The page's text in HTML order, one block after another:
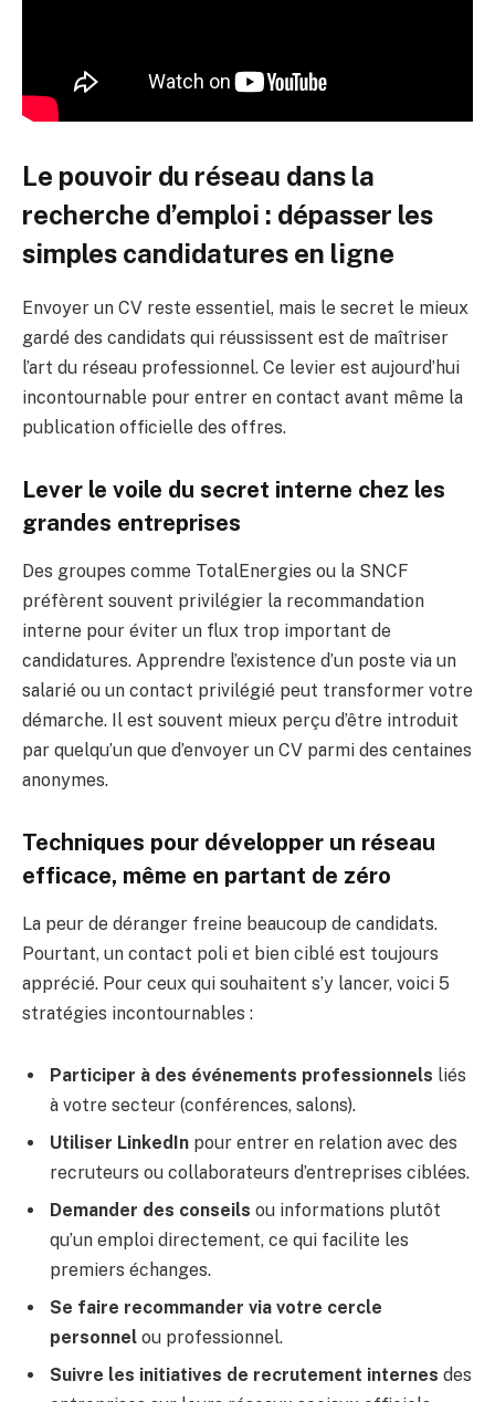
Le pouvoir du réseau dans la
recherche d’emploi : dépasser les
simples candidatures en ligne
Envoyer un CV reste essentiel, mais le secret le mieux
gardé des candidats qui réussissent est de maîtriser
l’art du réseau professionnel. Ce levier est aujourd’hui
incontournable pour entrer en contact avant même la
publication officielle des offres.
Lever le voile du secret interne chez les
grandes entreprises
Des groupes comme TotalEnergies ou la SNCF
préfèrent souvent privilégier la recommandation
interne pour éviter un flux trop important de
candidatures. Apprendre l’existence d’un poste via un
salarié ou un contact privilégié peut transformer votre
démarche. Il est souvent mieux perçu d’être introduit
par quelqu’un que d’envoyer un CV parmi des centaines
anonymes.
Techniques pour développer un réseau
efficace, même en partant de zéro
La peur de déranger freine beaucoup de candidats.
Pourtant, un contact poli et bien ciblé est toujours
apprécié. Pour ceux qui souhaitent s’y lancer, voici 5
stratégies incontournables :
Participer à des événements professionnels liés
à votre secteur (conférences, salons).
Utiliser LinkedIn pour entrer en relation avec des
recruteurs ou collaborateurs d’entreprises ciblées.
Demander des conseils ou informations plutôt
qu’un emploi directement, ce qui facilite les
premiers échanges.
Se faire recommander via votre cercle
personnel ou professionnel.
Suivre les initiatives de recrutement internes des